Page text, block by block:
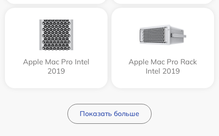
Apple Mac Pro Intel
2019
Apple Mac Pro Rack
Intel 2019
Показать больше